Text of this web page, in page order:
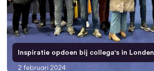
Inspiratie opdoen bij collega's in Londen
2 februari 2024